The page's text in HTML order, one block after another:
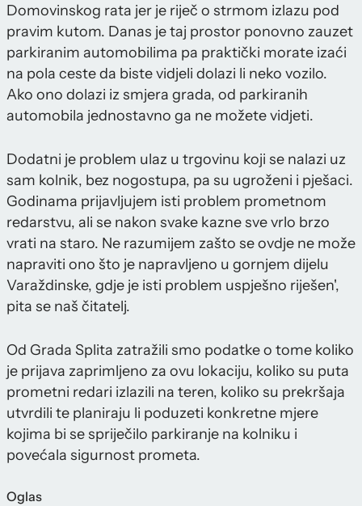
Domovinskog rata jer je riječ o strmom izlazu pod
pravim kutom. Danas je taj prostor ponovno zauzet
parkiranim automobilima pa praktički morate izaći
na pola ceste da biste vidjeli dolazi li neko vozilo.
Ako ono dolazi iz smjera grada, od parkiranih
automobila jednostavno ga ne možete vidjeti.
Dodatni je problem ulaz u trgovinu koji se nalazi uz
sam kolnik, bez nogostupa, pa su ugroženi i pješaci.
Godinama prijavljujem isti problem prometnom
redarstvu, ali se nakon svake kazne sve vrlo brzo
vrati na staro. Ne razumijem zašto se ovdje ne može
napraviti ono što je napravljeno u gornjem dijelu
Varaždinske, gdje je isti problem uspješno riješen',
pita se naš čitatelj.
Od Grada Splita zatražili smo podatke o tome koliko
je prijava zaprimljeno za ovu lokaciju, koliko su puta
prometni redari izlazili na teren, koliko su prekršaja
utvrdili te planiraju li poduzeti konkretne mjere
kojima bi se spriječilo parkiranje na kolniku i
povećala sigurnost prometa.
Oglas